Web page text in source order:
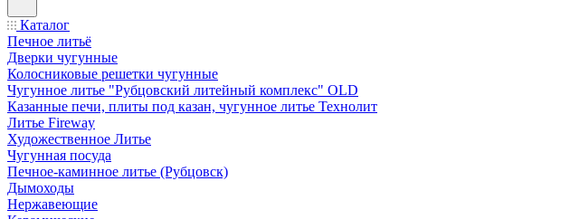
Каталог
Печное литьё
Дверки чугунные
Колосниковые решетки чугунные
Чугунное литье "Рубцовский литейный комплекс" OLD
Казанные печи, плиты под казан, чугунное литье Технолит
Литье Fireway
Художественное Литье
Чугунная посуда
Печное-каминное литье (Рубцовск)
Дымоходы
Нержавеющие